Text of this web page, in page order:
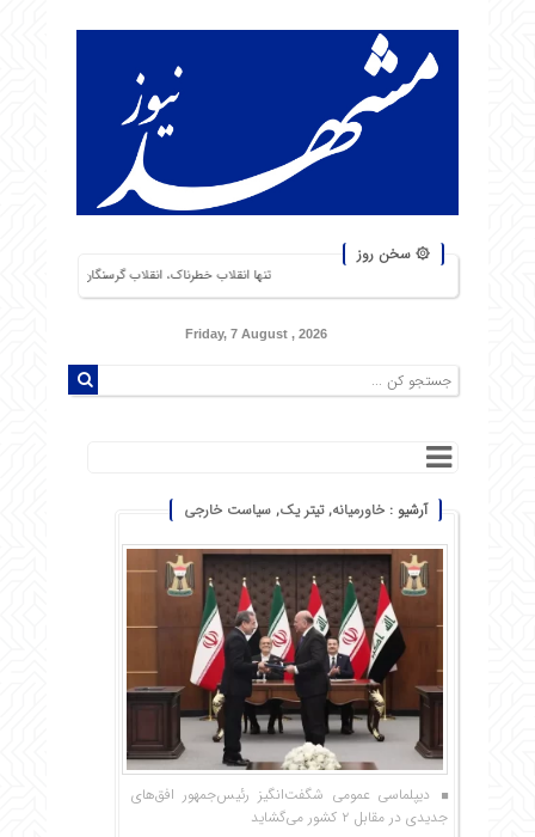
۞ سخن روز
تنها انقلاب خطرناک، انقلاب گرسنگان است. من از شورشهایی که دلیل آن
Friday, 7 August , 2026
آرشیو : خاورمیانه,تیتر یک, سیاست خارجی
دیپلماسی عمومی شگفت‌انگیز رئیس‌جمهور افق‌های
جدیدی در مقابل ۲ کشور می‌گشاید